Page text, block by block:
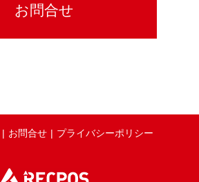
お問合せ プライバシーポリシー